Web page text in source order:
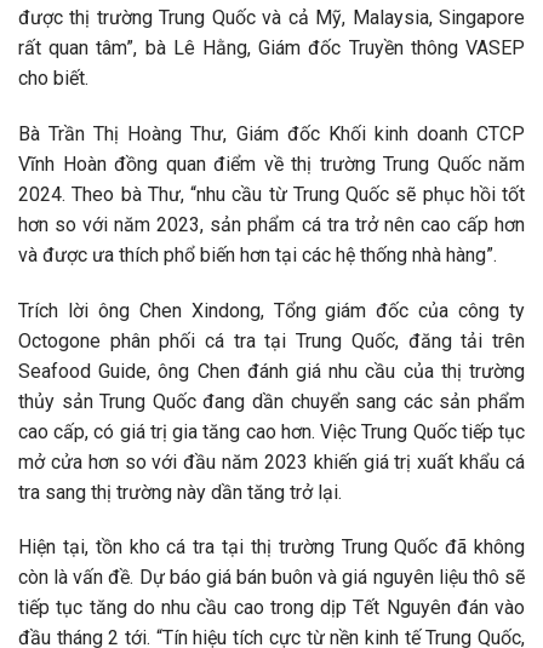
được thị trường Trung Quốc và cả Mỹ, Malaysia, Singapore
rất quan tâm”, bà Lê Hằng, Giám đốc Truyền thông VASEP
cho biết.
Bà Trần Thị Hoàng Thư, Giám đốc Khối kinh doanh CTCP
Vĩnh Hoàn đồng quan điểm về thị trường Trung Quốc năm
2024. Theo bà Thư, “nhu cầu từ Trung Quốc sẽ phục hồi tốt
hơn so với năm 2023, sản phẩm cá tra trở nên cao cấp hơn
và được ưa thích phổ biến hơn tại các hệ thống nhà hàng”.
Trích lời ông Chen Xindong, Tổng giám đốc của công ty
Octogone phân phối cá tra tại Trung Quốc, đăng tải trên
Seafood Guide, ông Chen đánh giá nhu cầu của thị trường
thủy sản Trung Quốc đang dần chuyển sang các sản phẩm
cao cấp, có giá trị gia tăng cao hơn. Việc Trung Quốc tiếp tục
mở cửa hơn so với đầu năm 2023 khiến giá trị xuất khẩu cá
tra sang thị trường này dần tăng trở lại.
Hiện tại, tồn kho cá tra tại thị trường Trung Quốc đã không
còn là vấn đề. Dự báo giá bán buôn và giá nguyên liệu thô sẽ
tiếp tục tăng do nhu cầu cao trong dịp Tết Nguyên đán vào
đầu tháng 2 tới. “Tín hiệu tích cực từ nền kinh tế Trung Quốc,